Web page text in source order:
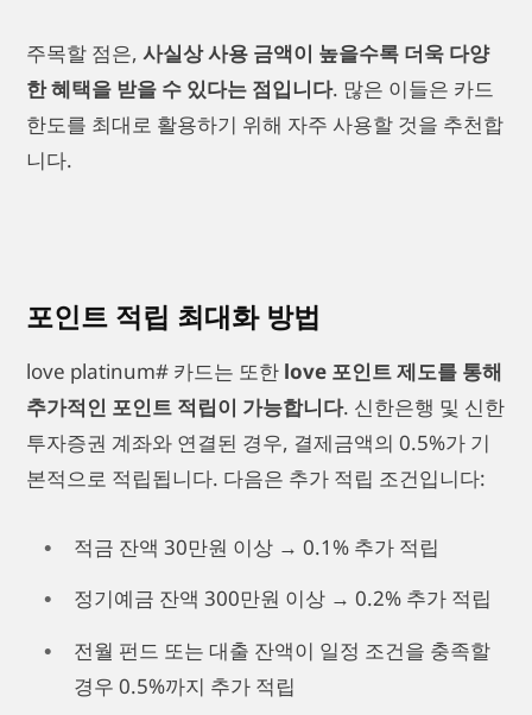
주목할 점은, 사실상 사용 금액이 높을수록 더욱 다양
한 혜택을 받을 수 있다는 점입니다. 많은 이들은 카드
한도를 최대로 활용하기 위해 자주 사용할 것을 추천합
니다.
포인트 적립 최대화 방법
love platinum# 카드는 또한 love 포인트 제도를 통해
추가적인 포인트 적립이 가능합니다. 신한은행 및 신한
투자증권 계좌와 연결된 경우, 결제금액의 0.5%가 기
본적으로 적립됩니다. 다음은 추가 적립 조건입니다:
적금 잔액 30만원 이상 → 0.1% 추가 적립
정기예금 잔액 300만원 이상 → 0.2% 추가 적립
전월 펀드 또는 대출 잔액이 일정 조건을 충족할
경우 0.5%까지 추가 적립